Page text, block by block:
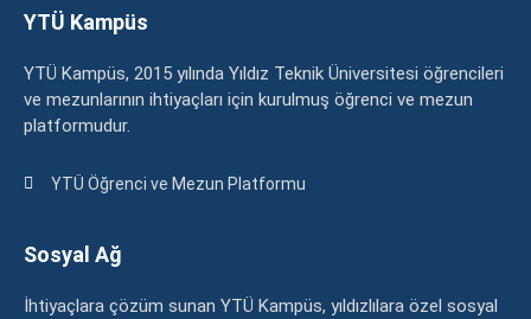
YTÜ Kampüs
YTÜ Kampüs, 2015 yılında Yıldız Teknik Üniversitesi öğrencileri
ve mezunlarının ihtiyaçları için kurulmuş öğrenci ve mezun
platformudur.
YTÜ Öğrenci ve Mezun Platformu
Sosyal Ağ
İhtiyaçlara çözüm sunan YTÜ Kampüs, yıldızlılara özel sosyal